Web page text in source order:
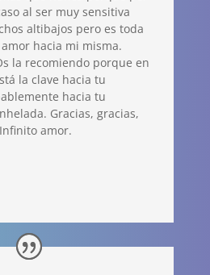
al ser muy sensitiva
altibajos pero es toda
hacia mi misma.
la recomiendo porque en
la clave hacia tu
hacia tu
Gracias, gracias,
amor.